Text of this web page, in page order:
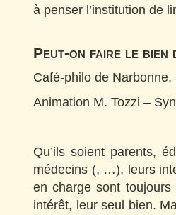
à penser l’institution de
Peut-on faire le bien
Café-philo de Narbonne,
Animation M. Tozzi –
Qu’ils soient parents,
médecins (, …), leurs
en charge sont
intérêt, leur seul bien.